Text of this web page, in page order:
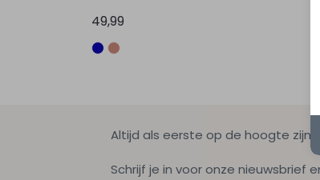
49,99
Altijd als eerste op de hoogte zijn?
Schrijf je in voor onze nieuwsbrief